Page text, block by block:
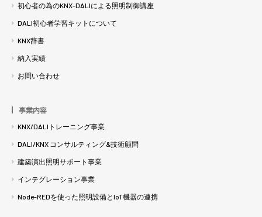
初心者の為のKNX-DALIによる照明制御講座
DALI初心者学習キットについて
KNX辞書
納入実績
お問い合わせ
事業内容
KNX/DALIトレーニング事業
DALI/KNX コンサルティング&技術顧問
建築演出照明サポート事業
インテグレーション事業
Node-REDを使った照明設備とIoT機器の連携